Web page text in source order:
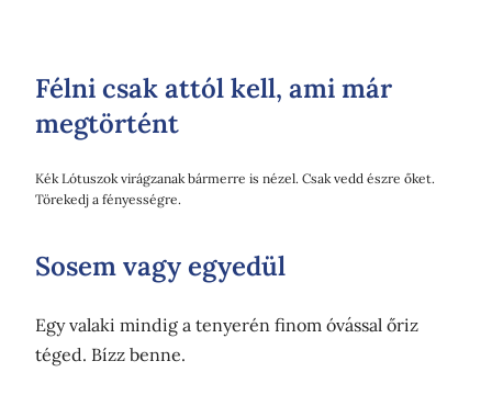
Félni csak attól kell, ami már
megtörtént
Kék Lótuszok virágzanak bármerre is nézel. Csak vedd észre őket.
Törekedj a fényességre.
Sosem vagy egyedül
Egy valaki mindig a tenyerén finom óvással őriz
téged. Bízz benne.